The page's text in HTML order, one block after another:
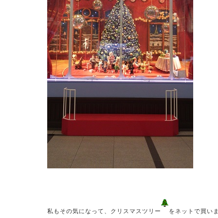
私もその気になって、クリスマスツリー
をネットで買い
2026.08.05
馬のおやつ New Flavor登場
2026.07.15